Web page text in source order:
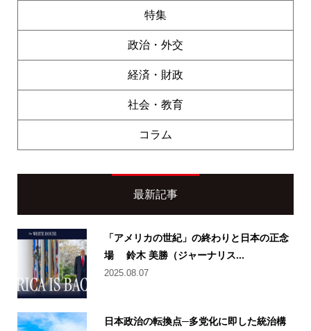
特集
政治・外交
経済・財政
社会・教育
コラム
最新記事
「アメリカの世紀」の終わりと日本の正念
場 鈴木 美勝（ジャーナリス...
2025.08.07
日本政治の転換点─多党化に即した統治構